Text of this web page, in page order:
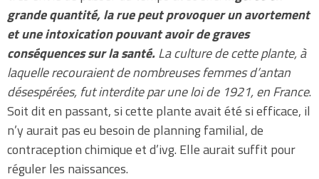
grande quantité, la rue peut provoquer un avortement
et une intoxication pouvant avoir de graves
conséquences sur la santé.La culture de cette plante, à
laquelle recouraient de nombreuses femmes d’antan
désespérées, fut interdite par une loi de 1921, en France.
Soit dit en passant, si cette plante avait été si efficace, il
n’y aurait pas eu besoin de planning familial, de
contraception chimique et d’ivg. Elle aurait suffit pour
réguler les naissances.